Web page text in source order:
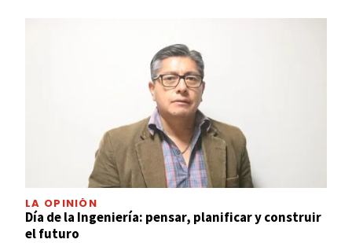
LA OPINIÓN
Día de la Ingeniería: pensar, planificar y construir
el futuro